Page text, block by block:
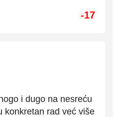
-17
i dugo na nesreću
konkretan rad već više